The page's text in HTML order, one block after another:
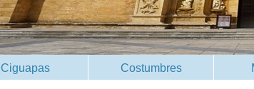
Ciguapas Costumbres